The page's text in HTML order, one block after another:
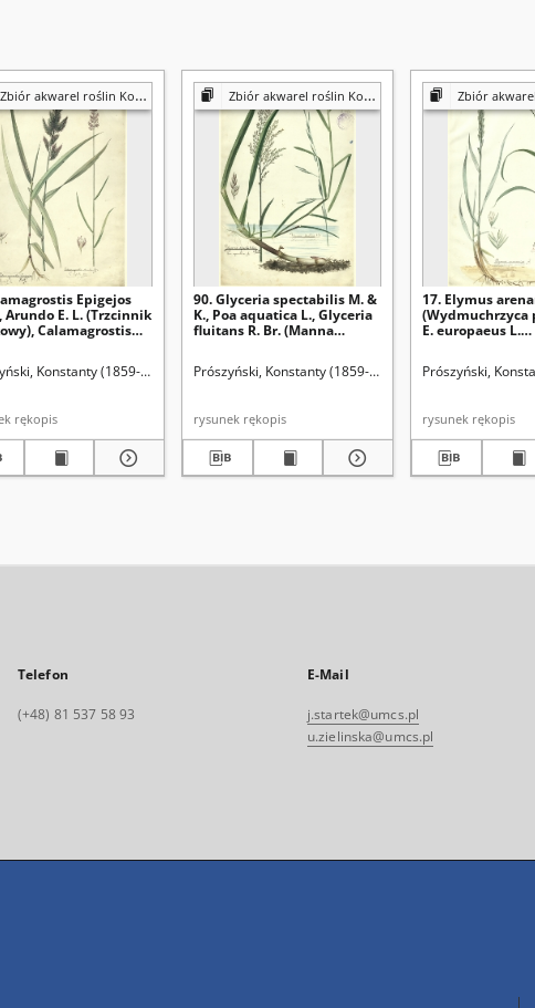
Zbiór akwarel roślin Konstantego Prószyńskiego
Epigejos
Arundo E. L. (Trzcinnik
Calamagrostis
Konstanty (1859-1936)
rysunek rękopis
Zbiór akwarel roślin Konstantego Prószyńskiego
90. Glyceria spectabilis M. &
K., Poa aquatica L., Glyceria
fluitans R. Br. (Manna
Prószyński, Konstanty (1859-1936)
rysunek rękopis
Zbiór akwarel roślin
17. Elymus
(Wydmuchrzyca
E. europaeus L.
Prószyński,
rysunek rękopis
Telefon
(+48) 81 537 58 93
E-Mail
j.startek@umcs.pl
u.zielinska@umcs.pl